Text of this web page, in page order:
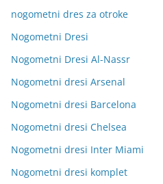
nogometni dres za otroke
Nogometni Dresi
Nogometni Dresi Al-Nassr
Nogometni dresi Arsenal
Nogometni dresi Barcelona
Nogometni dresi Chelsea
Nogometni dresi Inter Miami
Nogometni dresi komplet